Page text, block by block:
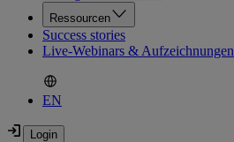
Ressourcen
Success stories
Live-Webinars & Aufzeichnungen
EN